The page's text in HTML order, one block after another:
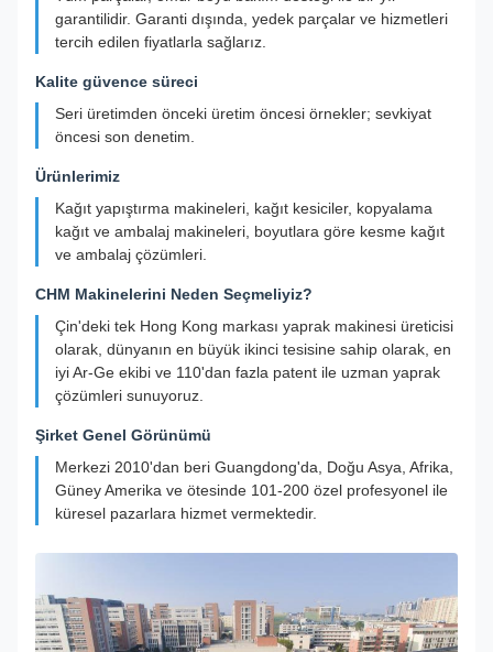
garantilidir. Garanti dışında, yedek parçalar ve hizmetleri
tercih edilen fiyatlarla sağlarız.
Kalite güvence süreci
Seri üretimden önceki üretim öncesi örnekler; sevkiyat
öncesi son denetim.
Ürünlerimiz
Kağıt yapıştırma makineleri, kağıt kesiciler, kopyalama
kağıt ve ambalaj makineleri, boyutlara göre kesme kağıt
ve ambalaj çözümleri.
CHM Makinelerini Neden Seçmeliyiz?
Çin'deki tek Hong Kong markası yaprak makinesi üreticisi
olarak, dünyanın en büyük ikinci tesisine sahip olarak, en
iyi Ar-Ge ekibi ve 110'dan fazla patent ile uzman yaprak
çözümleri sunuyoruz.
Şirket Genel Görünümü
Merkezi 2010'dan beri Guangdong'da, Doğu Asya, Afrika,
Güney Amerika ve ötesinde 101-200 özel profesyonel ile
küresel pazarlara hizmet vermektedir.